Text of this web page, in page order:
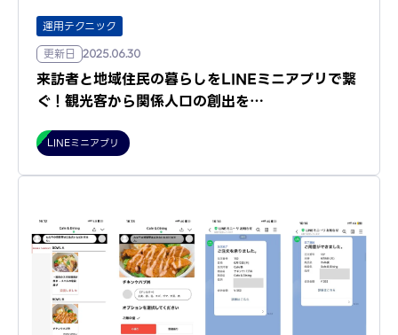
運用テクニック
更新日
2025.06.30
来訪者と地域住民の暮らしをLINEミニアプリで繋
ぐ！観光客から関係人口の創出を…
LINEミニアプリ